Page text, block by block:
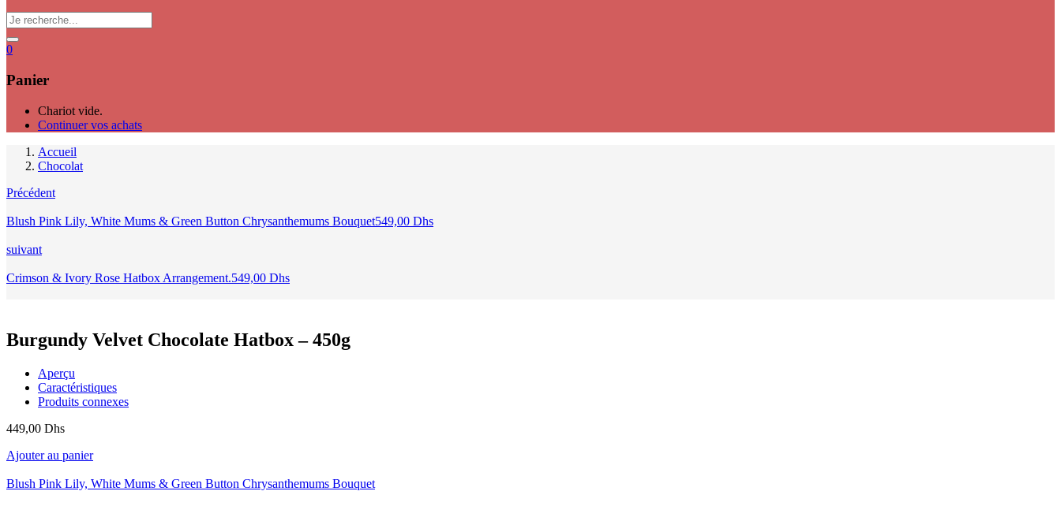
0
Panier
Chariot vide.
Continuer vos achats
Accueil
Chocolat
Précédent
Blush Pink Lily, White Mums & Green Button Chrysanthemums Bouquet549,00 Dhs
suivant
Crimson & Ivory Rose Hatbox Arrangement.549,00 Dhs
Burgundy Velvet Chocolate Hatbox – 450g
Aperçu
Caractéristiques
Produits connexes
449,00 Dhs
Ajouter au panier
Blush Pink Lily, White Mums & Green Button Chrysanthemums Bouquet